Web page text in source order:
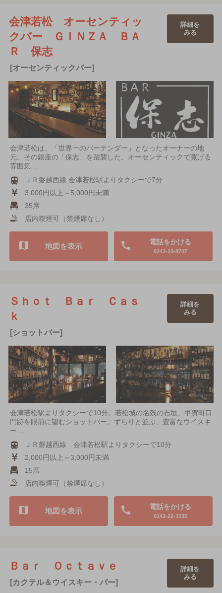
会津若松 オーセンティッ
クバー ＧＩＮＺＡ ＢＡ
Ｒ 保志
[オーセンティックバー]
詳細を
みる
会津若松は、「世界一のバーテンダー」となったオーナーの地
元。その銀座の「保志」を踏襲した、オーセンティックで寛げる
雰囲気…
ＪＲ磐越西線 会津若松駅よりタクシーで7分
3,000円以上～5,000円未満
35席
店内喫煙可（禁煙席なし）
電話をかける
0242-23-8707
地図を表示
Ｓｈｏｔ Ｂａｒ Ｃａｓ
ｋ
[ショットバー]
詳細を
みる
会津若松駅よりタクシーで10分。若松城の名残の石垣、甲賀町口
門跡を眼前に望むショットバー。ずらりと並ぶ、豊富なウイスキ
ー…
ＪＲ磐越西線 会津若松駅よりタクシーで10分
2,000円以上～3,000円未満
15席
店内喫煙可（禁煙席なし）
電話をかける
0242-22-3335
地図を表示
Ｂａｒ Ｏｃｔａｖｅ
[カクテル＆ウイスキー・バー]
詳細を
みる